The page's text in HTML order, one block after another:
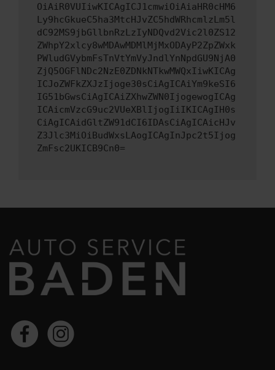
OiAiR0VUIiwKICAgICJ1cmwiOiAiaHR0cHM6
Ly9hcGkueC5ha3MtcHJvZC5hdWRhcmlzLm5l
dC92MS9jbGllbnRzLzIyNDQvd2Vic2l0ZS12
ZWhpY2xlcy8wMDAwMDMlMjMxODAyP2ZpZWxk
PWludGVybmFsTnVtYmVyJndlYnNpdGU9NjA0
ZjQ5OGFlNDc2NzE0ZDNkNTkwMWQxIiwKICAg
ICJoZWFkZXJzIjoge30sCiAgICAiYm9keSI6
IG51bGwsCiAgICAiZXhwZWN0IjogewogICAg
ICAicmVzcG9uc2VUeXBlIjogIiIKICAgIH0s
CiAgICAidGltZW91dCI6IDAsCiAgICAicHJv
Z3Jlc3MiOiBudWxsLAogICAgInJpc2t5Ijog
ZmFsc2UKICB9Cn0=